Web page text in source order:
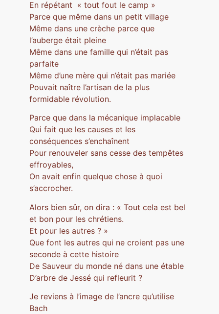
En répétant « tout fout le camp »
Parce que même dans un petit village
Même dans une crèche parce que
l’auberge était pleine
Même dans une famille qui n’était pas
parfaite
Même d’une mère qui n’était pas mariée
Pouvait naître l’artisan de la plus
formidable révolution.
Parce que dans la mécanique implacable
Qui fait que les causes et les
conséquences s’enchaînent
Pour renouveler sans cesse des tempêtes
effroyables,
On avait enfin quelque chose à quoi
s’accrocher.
Alors bien sûr, on dira : « Tout cela est bel
et bon pour les chrétiens.
Et pour les autres ? »
Que font les autres qui ne croient pas une
seconde à cette histoire
De Sauveur du monde né dans une étable
D’arbre de Jessé qui refleurit ?
Je reviens à l’image de l’ancre qu’utilise
Bach